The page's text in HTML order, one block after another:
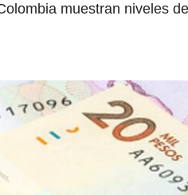
muestran niveles